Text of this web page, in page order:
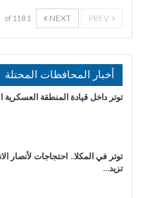
NEXT
1 of 118
أخبار المحافظات المحتلة
توتر داخل قيادة المنطقة العسكرية
توتر في المكلا.. احتجاجات لأنصار
تزيد…